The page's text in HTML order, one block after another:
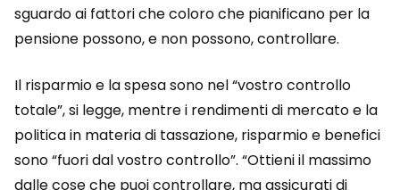
sguardo ai fattori che coloro che pianificano per la
pensione possono, e non possono, controllare.
Il risparmio e la spesa sono nel “vostro controllo
totale”, si legge, mentre i rendimenti di mercato e la
politica in materia di tassazione, risparmio e benefici
sono “fuori dal vostro controllo”. “Ottieni il massimo
dalle cose che puoi controllare, ma assicurati di